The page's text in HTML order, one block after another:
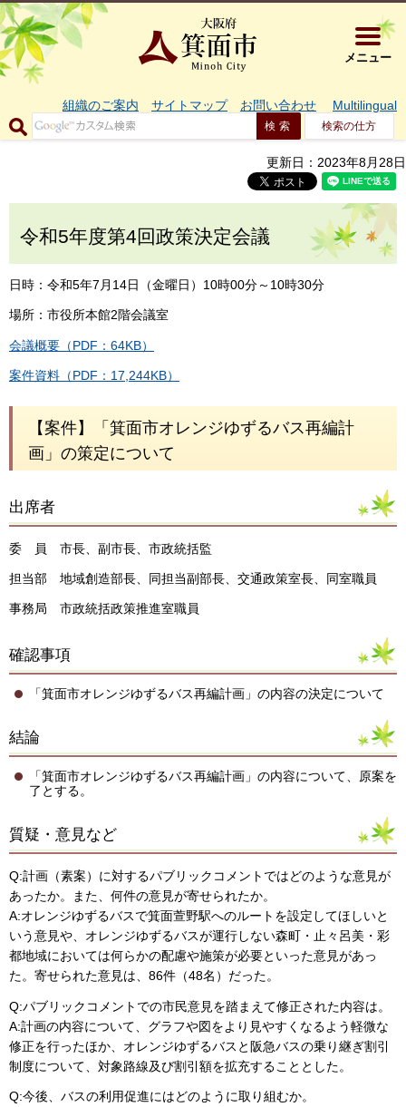
大阪府箕
メニュー
組織のご案内 サイトマップ お問い合わせ Multilingual
検索の仕方
更新日：2023年8月28日
令和5年度第4回政策決定会議
日時：令和5年7月14日（金曜日）10時00分～10時30分
場所：市役所本館2階会議室
会議概要（PDF：64KB）
案件資料（PDF：17,244KB）
【案件】「箕面市オレンジゆずるバス再編計
画」の策定について
出席者
委 員 市長、副市長、市政統括監
担当部 地域創造部長、同担当副部長、交通政策室長、同室職員
事務局 市政統括政策推進室職員
確認事項
「箕面市オレンジゆずるバス再編計画」の内容の決定について
結論
「箕面市オレンジゆずるバス再編計画」の内容について、原案を
了とする。
質疑・意見など
Q:計画（素案）に対するパブリックコメントではどのような意見が
あったか。また、何件の意見が寄せられたか。
A:オレンジゆずるバスで箕面萱野駅へのルートを設定してほしいと
いう意見や、オレンジゆずるバスが運行しない森町・止々呂美・彩
都地域においては何らかの配慮や施策が必要といった意見があっ
た。寄せられた意見は、86件（48名）だった。
Q:パブリックコメントでの市民意見を踏まえて修正された内容は。
A:計画の内容について、グラフや図をより見やすくなるよう軽微な
修正を行ったほか、オレンジゆずるバスと阪急バスの乗り継ぎ割引
制度について、対象路線及び割引額を拡充することとした。
Q:今後、バスの利用促進にはどのように取り組むか。